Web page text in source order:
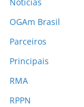
Notícias
OGAm Brasil
Parceiros
Principais
RMA
RPPN